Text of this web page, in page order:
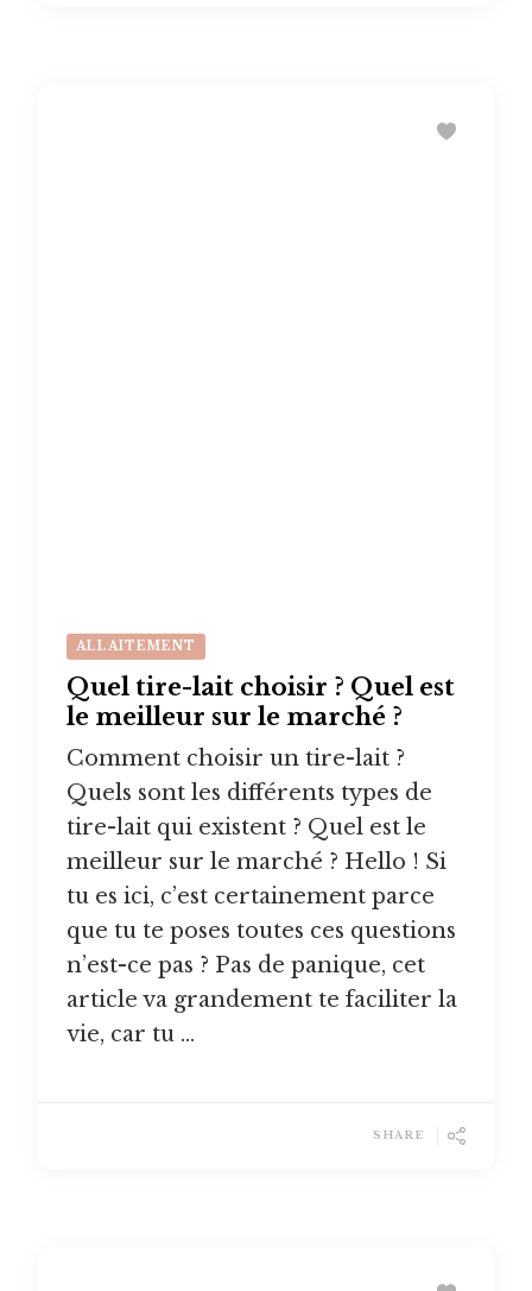
ALLAITEMENT
Quel tire-lait choisir ? Quel est
le meilleur sur le marché ?
Comment choisir un tire-lait ?
Quels sont les différents types de
tire-lait qui existent ? Quel est le
meilleur sur le marché ? Hello ! Si
tu es ici, c’est certainement parce
que tu te poses toutes ces questions
n’est-ce pas ? Pas de panique, cet
article va grandement te faciliter la
vie, car tu …
SHARE